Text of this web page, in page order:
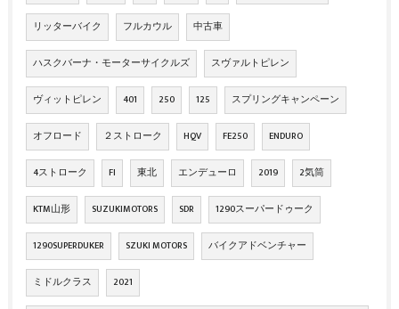
リッターバイク フルカウル 中古車
ハスクバーナ・モーターサイクルズ スヴァルトピレン
ヴィットピレン 401 250 125 スプリングキャンペーン
オフロード ２ストローク HQV FE250 ENDURO
4ストローク FI 東北 エンデューロ 2019 2気筒
KTM山形 SUZUKIMOTORS SDR 1290スーパードゥーク
1290SUPERDUKER SZUKI MOTORS バイクアドベンチャー
ミドルクラス 2021